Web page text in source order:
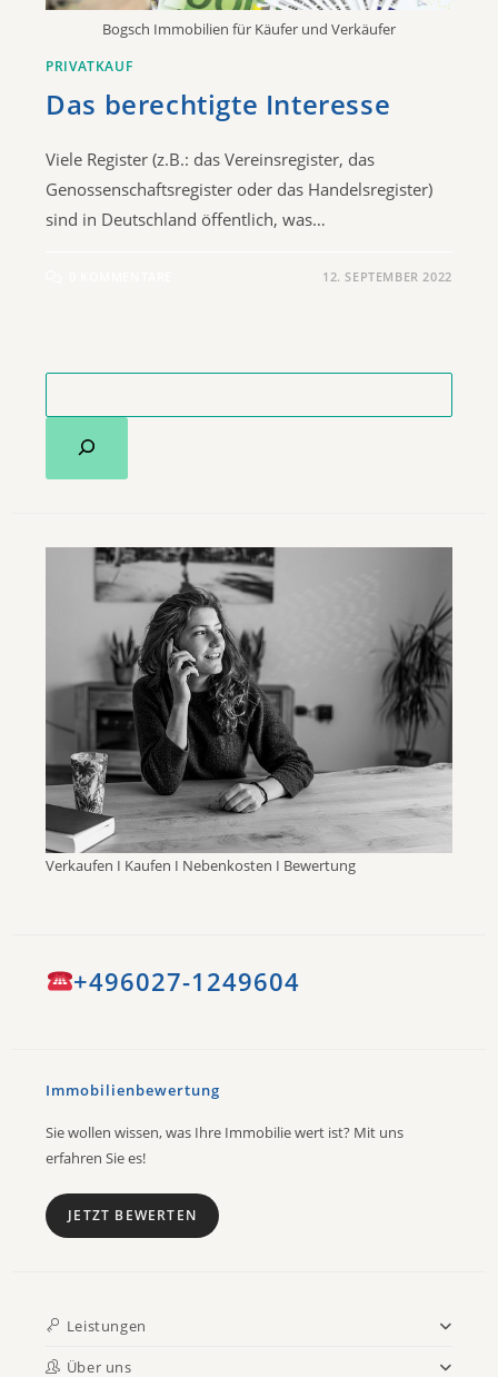
Bogsch Immobilien für Käufer und Verkäufer
PRIVATKAUF
Das berechtigte Interesse
Viele Register (z.B.: das Vereinsregister, das
Genossenschaftsregister oder das Handelsregister)
sind in Deutschland öffentlich, was…
12. SEPTEMBER 2022
Verkaufen I Kaufen I Nebenkosten I Bewertung
+496027-1249604
Immobilienbewertung
Sie wollen wissen, was Ihre Immobilie wert ist? Mit uns
erfahren Sie es!
JETZT BEWERTEN
Leistungen
Über uns